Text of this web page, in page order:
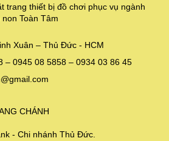
trang thiết bị đồ chơi phục vụ ngành
Toàn Tâm
Xuân – Thủ Đức - HCM
– 0945 08 5858 – 0934 03 86 45
CHÁNH
- Chi nhánh Thủ Đức.